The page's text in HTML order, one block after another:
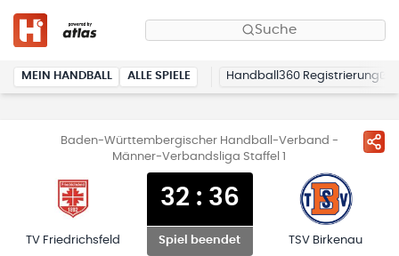
Suche
MEIN HANDBALL ALLE SPIELE Handball360 Registrierung
Baden-Württembergischer Handball-Verband -
Männer-Verbandsliga Staffel 1
TV Friedrichsfeld
32: 36
Spiel beendet TSV Birkenau